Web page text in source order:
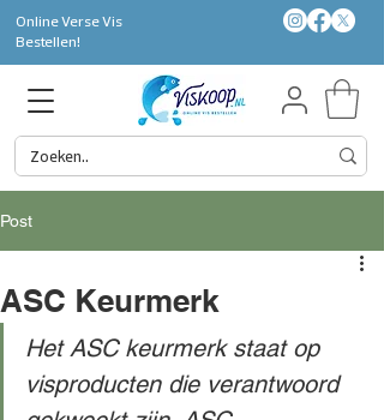
Online Verse Vis
Bestellen!
Post
ASC Keurmerk
Het ASC keurmerk staat op
visproducten die verantwoord